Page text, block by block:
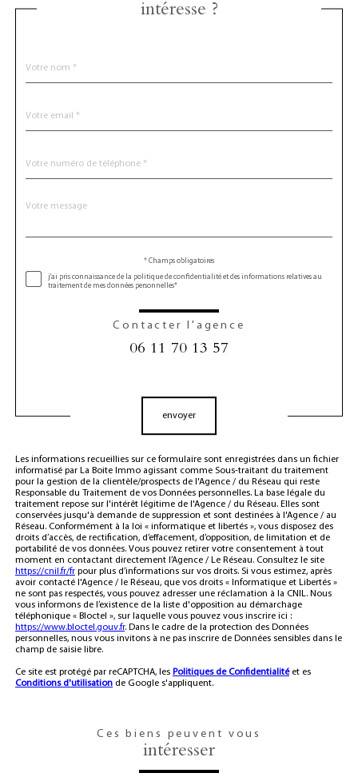
intéresse ?
*
*
*
Fieldset
Message
* Champs obligatoires
j'ai pris connaissance de la politique de confidentialité et des informations relatives au
traitement de mes données personnelles*
Contacter l'agence
06 11 70 13 57
envoyer
Les informations recueillies sur ce formulaire sont enregistrées dans un fichier
informatisé par La Boite Immo agissant comme Sous-traitant du traitement
pour la gestion de la clientèle/prospects de l'Agence / du Réseau qui reste
Responsable du Traitement de vos Données personnelles. La base légale du
traitement repose sur l'intérêt légitime de l'Agence / du Réseau. Elles sont
conservées jusqu'à demande de suppression et sont destinées à l'Agence / au
Réseau. Conformément à la loi « informatique et libertés », vous disposez des
droits d’accès, de rectification, d’effacement, d’opposition, de limitation et de
portabilité de vos données. Vous pouvez retirer votre consentement à tout
moment en contactant directement l’Agence / Le Réseau. Consultez le site
https://cnil.fr/fr pour plus d’informations sur vos droits. Si vous estimez, après
avoir contacté l'Agence / le Réseau, que vos droits « Informatique et Libertés »
ne sont pas respectés, vous pouvez adresser une réclamation à la CNIL. Nous
vous informons de l’existence de la liste d'opposition au démarchage
téléphonique « Bloctel », sur laquelle vous pouvez vous inscrire ici :
https://www.bloctel.gouv.fr. Dans le cadre de la protection des Données
personnelles, nous vous invitons à ne pas inscrire de Données sensibles dans le
champ de saisie libre.
Ce site est protégé par reCAPTCHA, les Politiques de Confidentialitéet es
Conditions d'utilisation de Google s'appliquent.
Ces biens peuvent vous
intéresser